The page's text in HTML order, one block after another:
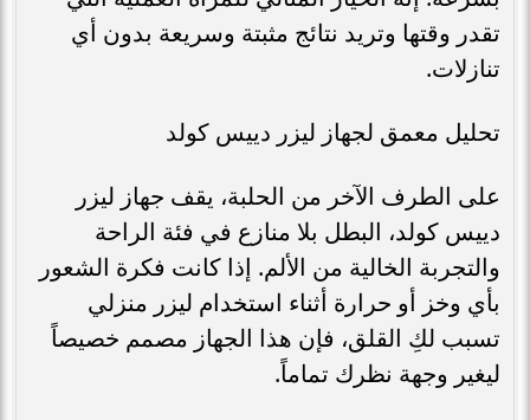
تقدر وقتها وتريد نتائج مثبتة وسريعة بدون أي
تنازلات.
تحليل معمق لجهاز ليزر دييس كولد
على الطرف الآخر من الحلبة، يقف جهاز ليزر
دييس كولد، البطل بلا منازع في فئة الراحة
والتجربة الخالية من الألم. إذا كانت فكرة الشعور
بأي وخز أو حرارة أثناء استخدام ليزر منزلي
تسبب لكِ القلق، فإن هذا الجهاز مصمم خصيصاً
ليغير وجهة نظرك تماماً.